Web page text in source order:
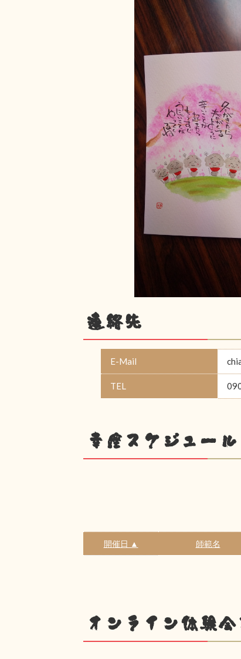
連絡先
E-Mail
TEL
幸座スケジュール
開催日 ▲ 師範名
オンライン体験